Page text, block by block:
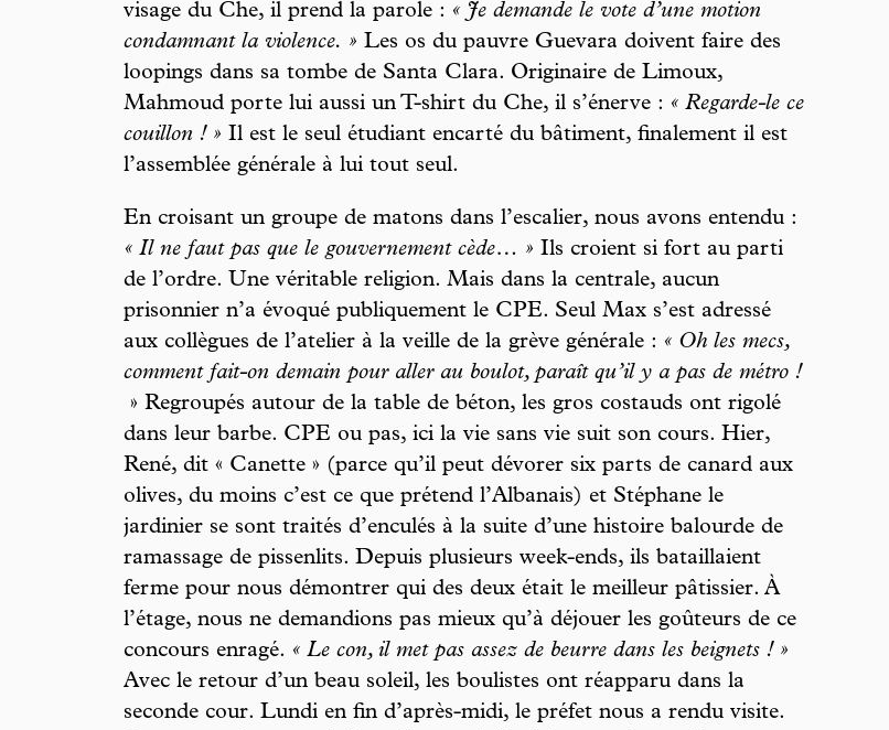
visage du Che, il prend la parole : « Je demande le vote d’une motion
condamnant la violence. » Les os du pauvre Guevara doivent faire des
loopings dans sa tombe de Santa Clara. Originaire de Limoux,
Mahmoud porte lui aussi un T-shirt du Che, il s’énerve : « Regarde-le ce
couillon ! » Il est le seul étudiant encarté du bâtiment, finalement il est
l’assemblée générale à lui tout seul.
En croisant un groupe de matons dans l’escalier, nous avons entendu :
« Il ne faut pas que le gouvernement cède… » Ils croient si fort au parti
de l’ordre. Une véritable religion. Mais dans la centrale, aucun
prisonnier n’a évoqué publiquement le CPE. Seul Max s’est adressé
aux collègues de l’atelier à la veille de la grève générale : « Oh les mecs,
comment fait-on demain pour aller au boulot, paraît qu’il y a pas de métro !
» Regroupés autour de la table de béton, les gros costauds ont rigolé
dans leur barbe. CPE ou pas, ici la vie sans vie suit son cours. Hier,
René, dit « Canette » (parce qu’il peut dévorer six parts de canard aux
olives, du moins c’est ce que prétend l’Albanais) et Stéphane le
jardinier se sont traités d’enculés à la suite d’une histoire balourde de
ramassage de pissenlits. Depuis plusieurs week-ends, ils bataillaient
ferme pour nous démontrer qui des deux était le meilleur pâtissier. À
l’étage, nous ne demandions pas mieux qu’à déjouer les goûteurs de ce
concours enragé. « Le con, il met pas assez de beurre dans les beignets ! »
Avec le retour d’un beau soleil, les boulistes ont réapparu dans la
seconde cour. Lundi en fin d’après-midi, le préfet nous a rendu visite.